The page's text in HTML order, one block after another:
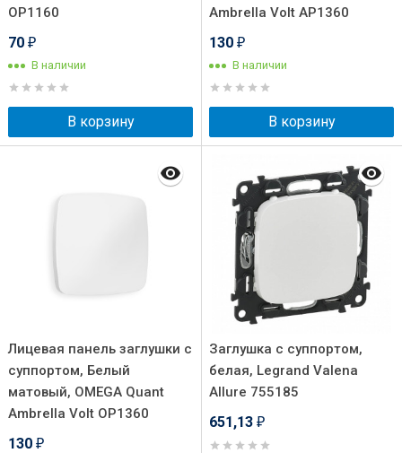
OP1160
70 ₽
В наличии
В корзину
Ambrella Volt AP1360
130 ₽
В наличии
В корзину
Лицевая панель заглушки с
суппортом, Белый
матовый, OMEGA Quant
Ambrella Volt OP1360
130 ₽
Заглушка с суппортом,
белая, Legrand Valena
Allure 755185
651,13 ₽